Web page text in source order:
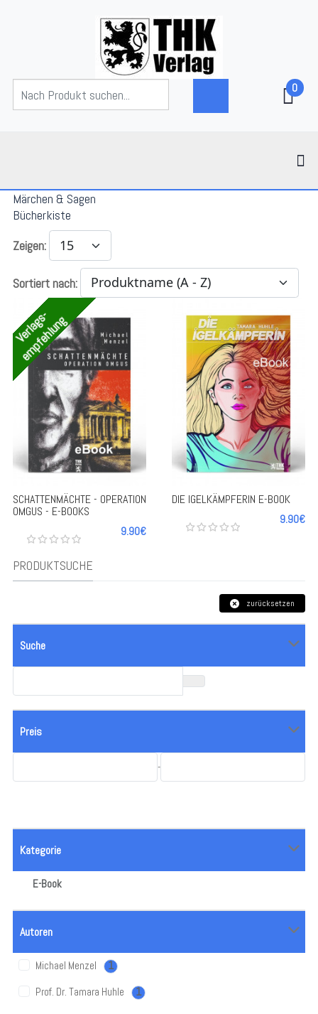
0
Märchen & Sagen
Bücherkiste
Zeigen:
Sortiert nach:
Verlags-
empfehlung
-
SCHATTENMÄCHTE - OPERATION
OMGUS - E-BOOKS
9.90€
-
DIE IGELKÄMPFERIN E-BOOK
9.90€
PRODUKTSUCHE
zurücksetzen
Suche
Preis
-
Kategorie
E-Book
Autoren
Michael Menzel 1
Prof. Dr. Tamara Huhle 1